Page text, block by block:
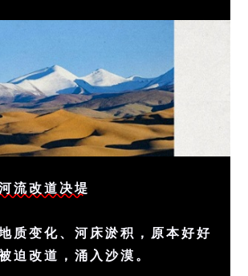
流改道决堤
质变化、河床淤积，原本好好
迫改道，涌入沙漠。